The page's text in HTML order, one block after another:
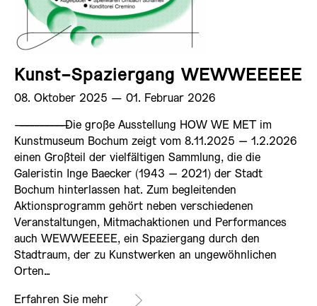
Kunst-Spaziergang WEWWEEEEE
08. Oktober 2025 ­— 01. Februar 2026
——————————Die große Ausstellung HOW WE MET im
Kunstmuseum Bochum zeigt vom 8.11.2025 – 1.2.2026
einen Großteil der vielfältigen Sammlung, die die
Galeristin Inge Baecker (1943 – 2021) der Stadt
Bochum hinterlassen hat. Zum begleitenden
Aktionsprogramm gehört neben verschiedenen
Veranstaltungen, Mitmachaktionen und Performances
auch WEWWEEEEE, ein Spaziergang durch den
Stadtraum, der zu Kunstwerken an ungewöhnlichen
Orten…
Erfahren Sie mehr